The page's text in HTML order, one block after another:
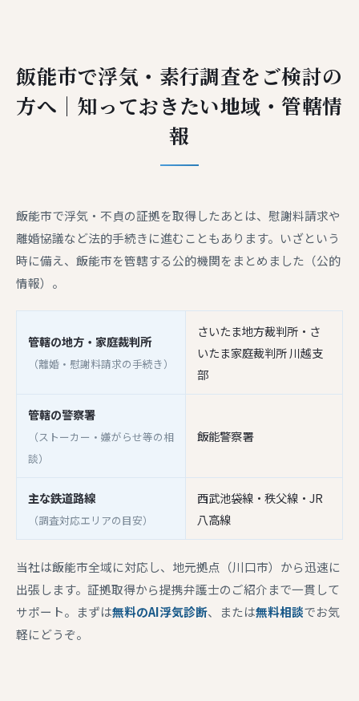
飯能市で浮気・素行調査をご検討の
方へ｜知っておきたい地域・管轄情
報
飯能市で浮気・不貞の証拠を取得したあとは、慰謝料請求や
離婚協議など法的手続きに進むこともあります。いざという
時に備え、飯能市を管轄する公的機関をまとめました（公的
情報）。
管轄の地方・家庭裁判所
（離婚・慰謝料請求の手続き）
さいたま地方裁判所・さ
いたま家庭裁判所 川越支
部
管轄の警察署
（ストーカー・嫌がらせ等の相
談）
飯能警察署
主な鉄道路線
（調査対応エリアの目安）
西武池袋線・秩父線・JR
八高線
当社は飯能市全域に対応し、地元拠点（川口市）から迅速に
出張します。証拠取得から提携弁護士のご紹介まで一貫して
サポート。まずは無料のAI浮気診断、または無料相談でお気
軽にどうぞ。